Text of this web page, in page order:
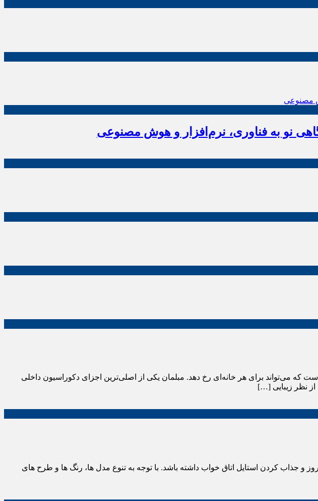
نو به فناوری، نرم‌افزار و هوش مصنوعی
می‌تواند برای هر خانه‌ای رخ دهد. مبلمان یکی از اصلی‌ترین اجزای دکوراسیون داخلی
نظر زیبایی […]
و جذاب کردن استایل اتاق خواب داشته باشد. با توجه به تنوع مدل ها، رنگ ها و طرح های